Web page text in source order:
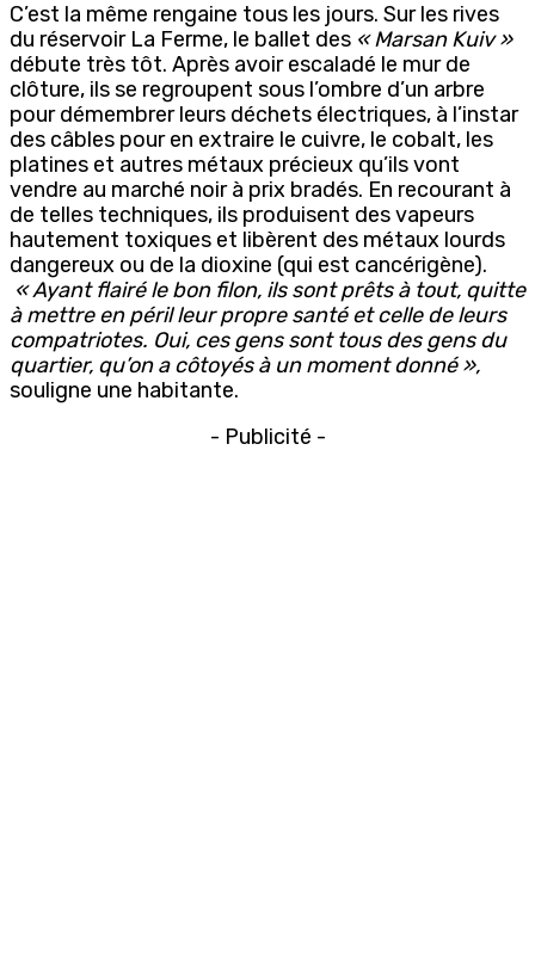
C’est la même rengaine tous les jours. Sur les rives
du réservoir La Ferme, le ballet des « Marsan Kuiv »
débute très tôt. Après avoir escaladé le mur de
clôture, ils se regroupent sous l’ombre d’un arbre
pour démembrer leurs déchets électriques, à l’instar
des câbles pour en extraire le cuivre, le cobalt, les
platines et autres métaux précieux qu’ils vont
vendre au marché noir à prix bradés. En recourant à
de telles techniques, ils produisent des vapeurs
hautement toxiques et libèrent des métaux lourds
dangereux ou de la dioxine (qui est cancérigène).
« Ayant flairé le bon filon, ils sont prêts à tout, quitte
à mettre en péril leur propre santé et celle de leurs
compatriotes. Oui, ces gens sont tous des gens du
quartier, qu’on a côtoyés à un moment donné »,
souligne une habitante.
- Publicité -